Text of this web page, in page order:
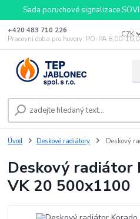
Sada poruchové signalizace
CZK
+420 483 710 226
Pracovní doba pro hovory: PO-PA 8,00-
Úvod Deskové radiátory Deskový
Deskový radiátor
VK 20 500x1100